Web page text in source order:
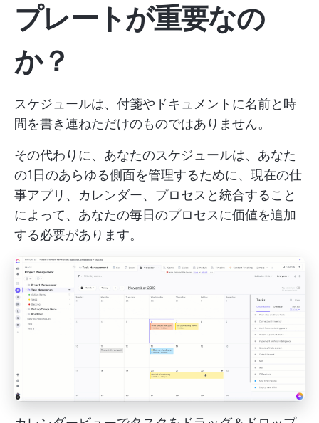
プレートが重要なの
か？
スケジュールは、付箋やドキュメントに名前と時
間を書き連ねただけのものではありません。
その代わりに、あなたのスケジュールは、あなた
の1日のあらゆる側面を管理するために、現在の仕
事アプリ、カレンダー、プロセスと統合すること
によって、あなたの毎日のプロセスに価値を追加
する必要があります。